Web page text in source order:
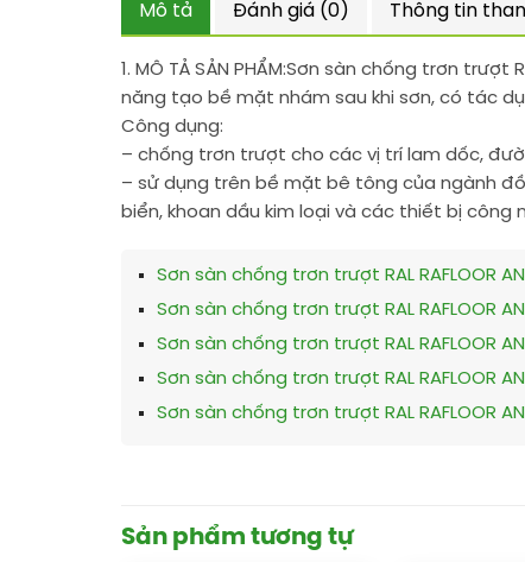
Mô tả Đánh giá (0) Thông tin
1. MÔ TẢ SẢN PHẨM:Sơn sàn chống trơn trượt
năng tạo bề mặt nhám sau khi sơn, có tác
Công dụng:
– chống trơn trượt cho các vị trí lam dốc,
– sử dụng trên bề mặt bê tông của ngành
biển, khoan dầu kim loại và các thiết bị công
Sơn sàn chống trơn trượt RAL RAFLOOR
Sơn sàn chống trơn trượt RAL RAFLOOR
Sơn sàn chống trơn trượt RAL RAFLOOR
Sơn sàn chống trơn trượt RAL RAFLOOR
Sơn sàn chống trơn trượt RAL RAFLOOR
Sản phẩm tương tự